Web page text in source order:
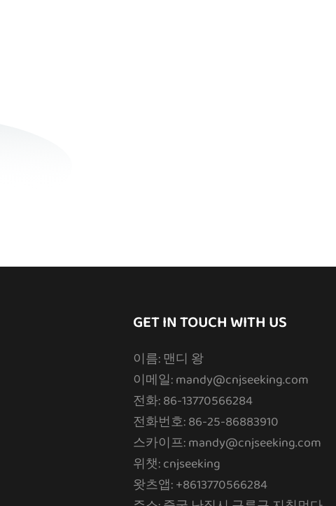
GET IN TOUCH WITH US
이름: 맨디 왕
이메일:mandy@cnjseeking.com
전화: 86-13770566284
전화번호: 86-25-86883910
스카이프: mandy@cnjseeking.com
위챗: cnjseeking
왓츠앱: +8613770566284